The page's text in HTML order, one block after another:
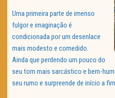
Uma primeira parte de imenso
fulgor e imaginação é
condicionada por um desenlace
mais modesto e comedido.
Ainda que perdendo um pouco do
seu tom mais sarcástico e bem-
seu rumo e surpreende de início a